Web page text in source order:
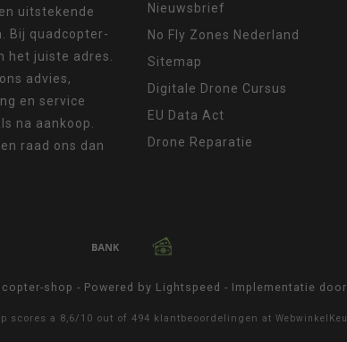
uitstekende
Bij quadcopter-
het juiste adres.
advies,
en service
na aankoop.
raad ons dan
Nieuwsbrief
No Fly Zones Nederland
Sitemap
Digitale Drone Cursus
EU Data Act
Drone Reparatie
shop - Powered by Lightspeed - Implementatie door
scores a 8,6/ 10 out of 494 klantbeoordelingen at